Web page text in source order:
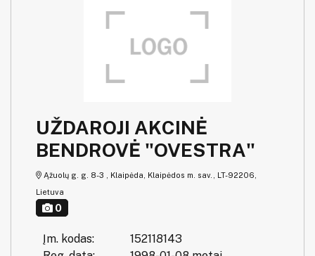
UŽDAROJI AKCINĖ
BENDROVĖ "OVESTRA"
Ąžuolų g. g. 8-3 , Klaipėda, Klaipėdos m. sav., LT-92206,
Lietuva
0
Įm. kodas:
152118143